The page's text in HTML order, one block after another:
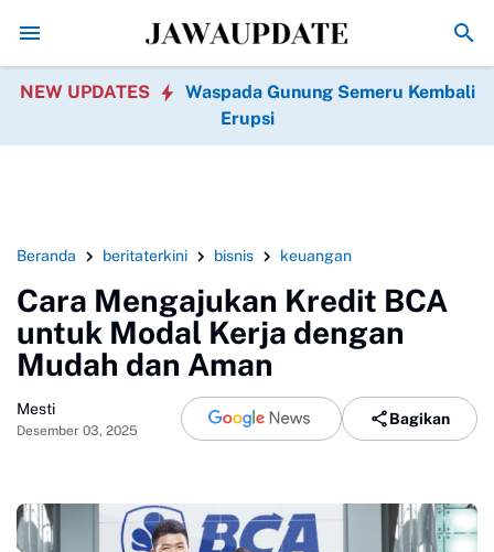
Promo Hari jadi Ponorogo ke-530, Puluhan Tempat
NEW UPDATES
Waspada Gunung Semeru Kembali
Erupsi
Beranda beritaterkini bisnis keuangan
Cara Mengajukan Kredit BCA
untuk Modal Kerja dengan
Mudah dan Aman
Mesti
Desember 03, 2025
Bagikan